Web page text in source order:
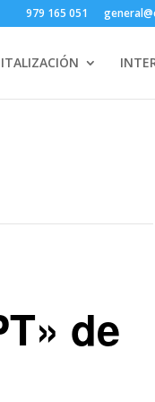
979 165 051
de